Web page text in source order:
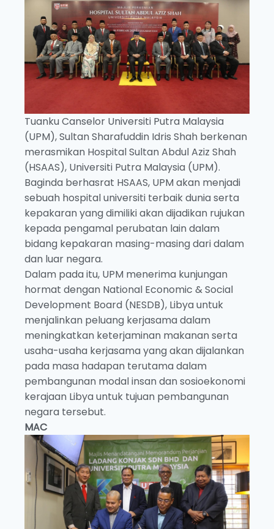
Tuanku Canselor Universiti Putra Malaysia
(UPM), Sultan Sharafuddin Idris Shah berkenan
merasmikan Hospital Sultan Abdul Aziz Shah
(HSAAS), Universiti Putra Malaysia (UPM).
Baginda berhasrat HSAAS, UPM akan menjadi
sebuah hospital universiti terbaik dunia serta
kepakaran yang dimiliki akan dijadikan rujukan
kepada pengamal perubatan lain dalam
bidang kepakaran masing-masing dari dalam
dan luar negara.
Dalam pada itu, UPM menerima kunjungan
hormat dengan National Economic & Social
Development Board (NESDB), Libya untuk
menjalinkan peluang kerjasama dalam
meningkatkan keterjaminan makanan serta
usaha-usaha kerjasama yang akan dijalankan
pada masa hadapan terutama dalam
pembangunan modal insan dan sosioekonomi
kerajaan Libya untuk tujuan pembangunan
negara tersebut.
MAC